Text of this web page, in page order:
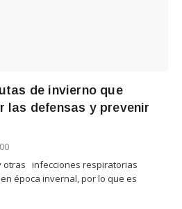
de invierno que
las defensas y prevenir
infecciones respiratorias
época invernal, por lo que es